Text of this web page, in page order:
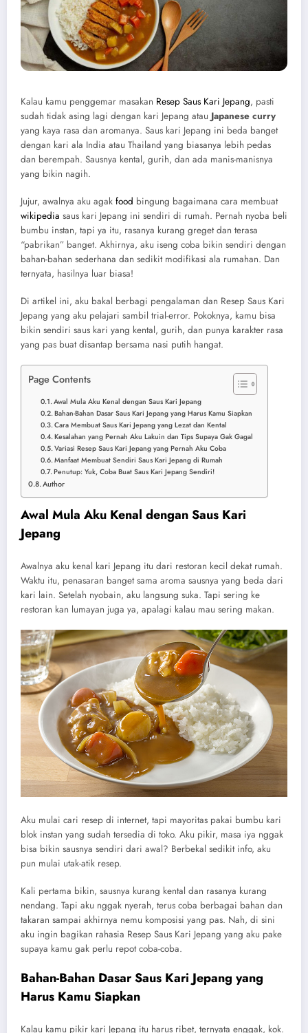
Kalau kamu penggemar masakan Resep Saus Kari Jepang, pasti
sudah tidak asing lagi dengan kari Jepang atau Japanese curry
yang kaya rasa dan aromanya. Saus kari Jepang ini beda banget
dengan kari ala India atau Thailand yang biasanya lebih pedas
dan berempah. Sausnya kental, gurih, dan ada manis-manisnya
yang bikin nagih.
Jujur, awalnya aku agak food bingung bagaimana cara membuat
wikipedia saus kari Jepang ini sendiri di rumah. Pernah nyoba beli
bumbu instan, tapi ya itu, rasanya kurang greget dan terasa
“pabrikan” banget. Akhirnya, aku iseng coba bikin sendiri dengan
bahan-bahan sederhana dan sedikit modifikasi ala rumahan. Dan
ternyata, hasilnya luar biasa!
Di artikel ini, aku bakal berbagi pengalaman dan Resep Saus Kari
Jepang yang aku pelajari sambil trial-error. Pokoknya, kamu bisa
bikin sendiri saus kari yang kental, gurih, dan punya karakter rasa
yang pas buat disantap bersama nasi putih hangat.
Page Contents
Awal Mula Aku Kenal dengan Saus Kari Jepang
Bahan-Bahan Dasar Saus Kari Jepang yang Harus Kamu Siapkan
Cara Membuat Saus Kari Jepang yang Lezat dan Kental
Kesalahan yang Pernah Aku Lakuin dan Tips Supaya Gak Gagal
Variasi Resep Saus Kari Jepang yang Pernah Aku Coba
Manfaat Membuat Sendiri Saus Kari Jepang di Rumah
Penutup: Yuk, Coba Buat Saus Kari Jepang Sendiri!
Author
Awal Mula Aku Kenal dengan Saus Kari
Jepang
Awalnya aku kenal kari Jepang itu dari restoran kecil dekat rumah.
Waktu itu, penasaran banget sama aroma sausnya yang beda dari
kari lain. Setelah nyobain, aku langsung suka. Tapi sering ke
restoran kan lumayan juga ya, apalagi kalau mau sering makan.
Aku mulai cari resep di internet, tapi mayoritas pakai bumbu kari
blok instan yang sudah tersedia di toko. Aku pikir, masa iya nggak
bisa bikin sausnya sendiri dari awal? Berbekal sedikit info, aku
pun mulai utak-atik resep.
Kali pertama bikin, sausnya kurang kental dan rasanya kurang
nendang. Tapi aku nggak nyerah, terus coba berbagai bahan dan
takaran sampai akhirnya nemu komposisi yang pas. Nah, di sini
aku ingin bagikan rahasia Resep Saus Kari Jepang yang aku pake
supaya kamu gak perlu repot coba-coba.
Bahan-Bahan Dasar Saus Kari Jepang yang
Harus Kamu Siapkan
Kalau kamu pikir kari Jepang itu harus ribet, ternyata enggak, kok.